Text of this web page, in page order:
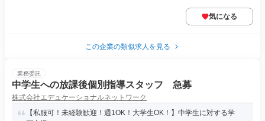
気になる
この企業の類似求人を見る
業務委託
中学生への放課後個別指導スタッフ 急募
株式会社エデュケーショナルネットワーク
【私服可！未経験歓迎！週1OK！大学生OK！】中学生に対する学